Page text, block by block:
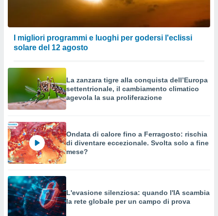
I migliori programmi e luoghi per godersi l'eclissi
solare del 12 agosto
La zanzara tigre alla conquista dell’Europa
settentrionale, il cambiamento climatico
agevola la sua proliferazione
Ondata di calore fino a Ferragosto: rischia
di diventare eccezionale. Svolta solo a fine
mese?
L'evasione silenziosa: quando l'IA scambia
la rete globale per un campo di prova